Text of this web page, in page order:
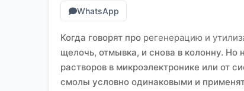
WhatsApp
Когда говорят про регенерацию и
щелочь, отмывка, и снова в колонну.
растворов в микроэлектронике или от
смолы условно одинаковыми и